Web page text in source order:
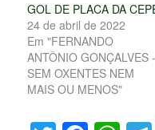
GOL DE PLACA DA
24 de abril de 2022
Em "FERNANDO
ANTÔNIO GONÇALVES -
SEM OXENTES NEM
MAIS OU MENOS"